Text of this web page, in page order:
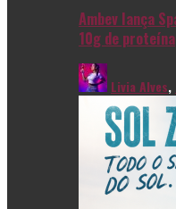
Ambev lança
10g de proteína
Livia Alves,